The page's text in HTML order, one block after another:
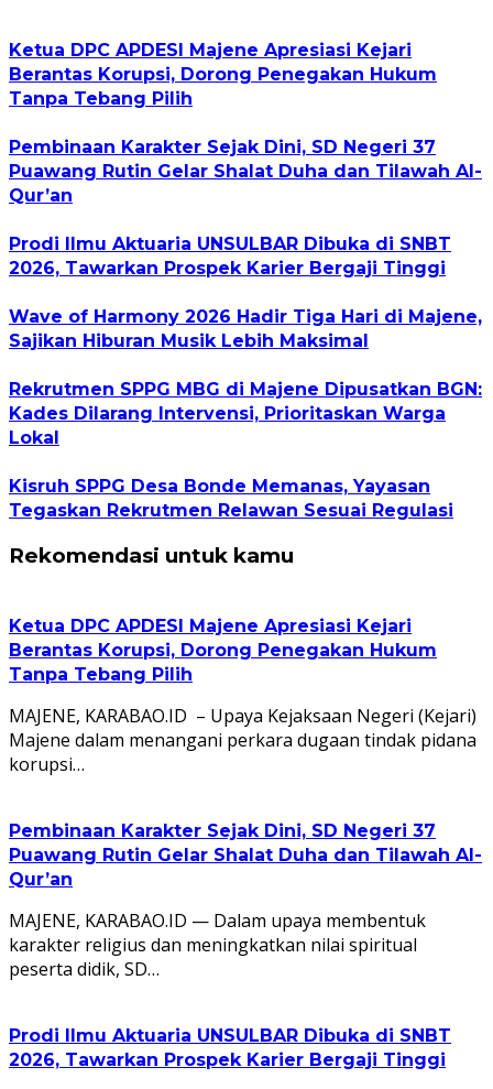
Ketua DPC APDESI Majene Apresiasi Kejari
Berantas Korupsi, Dorong Penegakan Hukum
Tanpa Tebang Pilih
Pembinaan Karakter Sejak Dini, SD Negeri 37
Puawang Rutin Gelar Shalat Duha dan Tilawah Al-
Qur’an
Prodi Ilmu Aktuaria UNSULBAR Dibuka di SNBT
2026, Tawarkan Prospek Karier Bergaji Tinggi
Wave of Harmony 2026 Hadir Tiga Hari di Majene,
Sajikan Hiburan Musik Lebih Maksimal
Rekrutmen SPPG MBG di Majene Dipusatkan BGN:
Kades Dilarang Intervensi, Prioritaskan Warga
Lokal
Kisruh SPPG Desa Bonde Memanas, Yayasan
Tegaskan Rekrutmen Relawan Sesuai Regulasi
Rekomendasi untuk kamu
Ketua DPC APDESI Majene Apresiasi Kejari
Berantas Korupsi, Dorong Penegakan Hukum
Tanpa Tebang Pilih
MAJENE, KARABAO.ID – Upaya Kejaksaan Negeri (Kejari)
Majene dalam menangani perkara dugaan tindak pidana
korupsi…
Pembinaan Karakter Sejak Dini, SD Negeri 37
Puawang Rutin Gelar Shalat Duha dan Tilawah Al-
Qur’an
MAJENE, KARABAO.ID — Dalam upaya membentuk
karakter religius dan meningkatkan nilai spiritual
peserta didik, SD…
Prodi Ilmu Aktuaria UNSULBAR Dibuka di SNBT
2026, Tawarkan Prospek Karier Bergaji Tinggi